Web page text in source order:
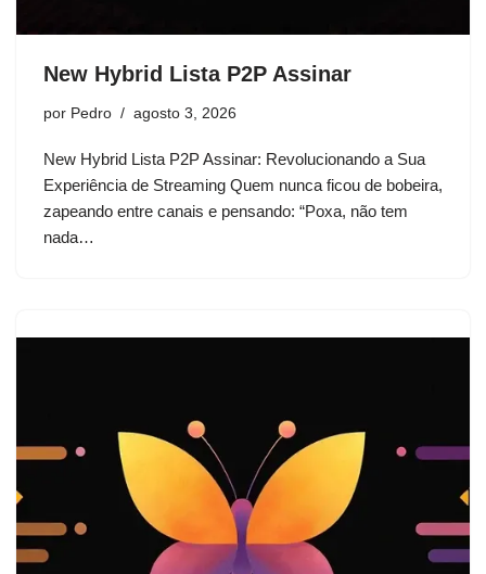
New Hybrid Lista P2P Assinar
por Pedro agosto 3, 2026
New Hybrid Lista P2P Assinar: Revolucionando a Sua
Experiência de Streaming Quem nunca ficou de bobeira,
zapeando entre canais e pensando: “Poxa, não tem
nada…